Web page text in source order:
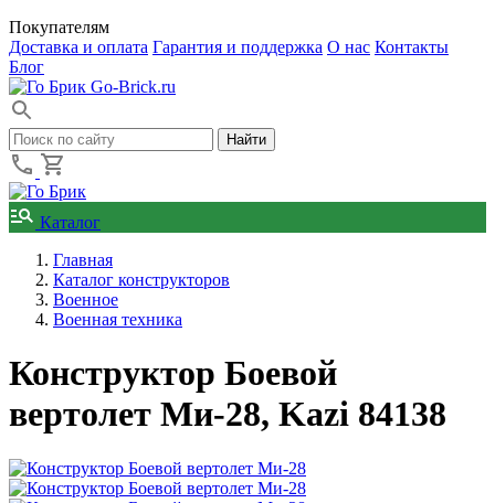
Покупателям
Доставка и оплата Гарантия и поддержка О нас Контакты
Блог
Go-Brick.ru
Каталог
Главная
Каталог конструкторов
Военное
Военная техника
Конструктор Боевой
вертолет Ми-28, Kazi 84138